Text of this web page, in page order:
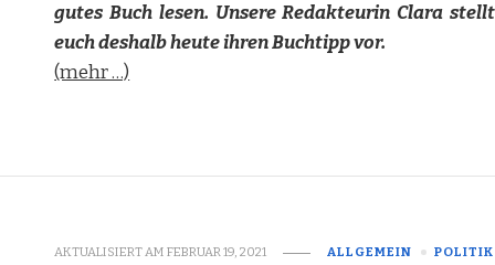
gutes Buch lesen. Unsere Redakteurin Clara stellt
euch deshalb heute ihren Buchtipp vor.
(mehr …)
AKTUALISIERT AMFEBRUAR 19, 2021 ALLGEMEIN POLITIK